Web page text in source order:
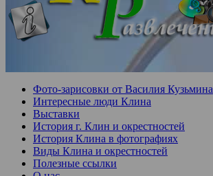
Фото-зарисовки от Василия Кузьмина
Интересные люди Клина
Выставки
История г. Клин и окрестностей
История Клина в фотографиях
Виды Клина и окрестностей
Полезные ссылки